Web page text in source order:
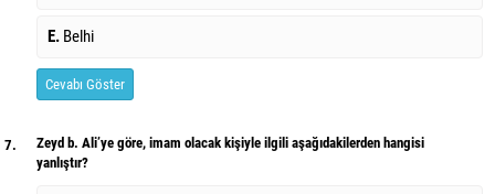
E. Belhi
Cevabı Göster
7.
Zeyd b. Ali’ye göre, imam olacak kişiyle ilgili aşağıdakilerden hangisi
yanlıştır?